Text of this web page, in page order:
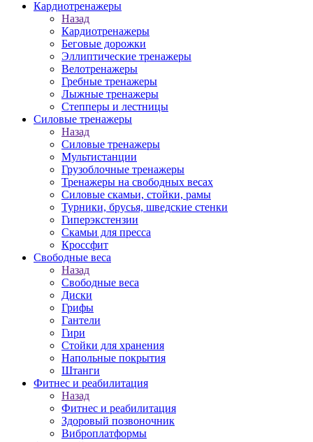
Кардиотренажеры
Назад
Кардиотренажеры
Беговые дорожки
Эллиптические тренажеры
Велотренажеры
Гребные тренажеры
Лыжные тренажеры
Степперы и лестницы
Силовые тренажеры
Назад
Силовые тренажеры
Мультистанции
Грузоблочные тренажеры
Тренажеры на свободных весах
Силовые скамьи, стойки, рамы
Турники, брусья, шведские стенки
Гиперэкстензии
Скамьи для пресса
Кроссфит
Свободные веса
Назад
Свободные веса
Диски
Грифы
Гантели
Гири
Стойки для хранения
Напольные покрытия
Штанги
Фитнес и реабилитация
Назад
Фитнес и реабилитация
Здоровый позвоночник
Виброплатформы